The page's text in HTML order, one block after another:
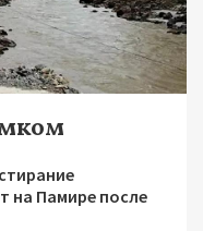
на Памире после